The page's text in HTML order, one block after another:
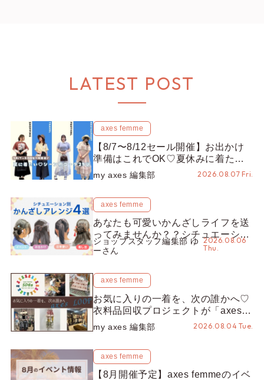
LATEST POST
axes femme
【8/7〜8/12セール開催】お出かけ
準備はこれでOK♡夏休みに着たい
コーデ25選をシーン別に徹底解説！
my axes 編集部 2026.08.07 Fri.
axes femme
あなたも可愛いかんざしライフを送
ってみませんか？？シチュエーショ
ン別“かんざし”のオススメ【ショッ
プスタッフ編集部】
ショップスタッフ編集部 ゆ
ーさん
2026.08.06
Thu.
axes femme
お気に入りの一着を、次の誰かへ♡
衣料品回収プロジェクトが「axes
LOOP」にアップデート！活用する
とポイントが手に入る◎
my axes 編集部 2026.08.04 Tue.
axes femme
【8月開催予定】axes femmeのイベ